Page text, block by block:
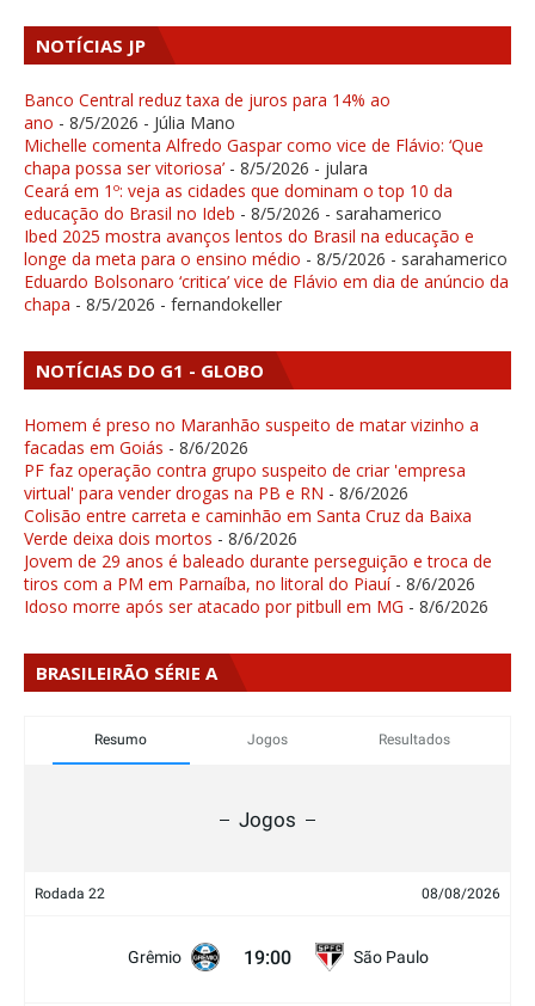
NOTÍCIAS JP
Banco Central reduz taxa de juros para 14% ao
ano - 8/5/2026 - Júlia Mano
Michelle comenta Alfredo Gaspar como vice de Flávio: ‘Que
chapa possa ser vitoriosa’ - 8/5/2026 - julara
Ceará em 1º: veja as cidades que dominam o top 10 da
educação do Brasil no Ideb - 8/5/2026 - sarahamerico
Ibed 2025 mostra avanços lentos do Brasil na educação e
longe da meta para o ensino médio - 8/5/2026 - sarahamerico
Eduardo Bolsonaro ‘critica’ vice de Flávio em dia de anúncio da
chapa - 8/5/2026 - fernandokeller
NOTÍCIAS DO G1 - GLOBO
Homem é preso no Maranhão suspeito de matar vizinho a
facadas em Goiás - 8/6/2026
PF faz operação contra grupo suspeito de criar 'empresa
virtual' para vender drogas na PB e RN - 8/6/2026
Colisão entre carreta e caminhão em Santa Cruz da Baixa
Verde deixa dois mortos - 8/6/2026
Jovem de 29 anos é baleado durante perseguição e troca de
tiros com a PM em Parnaíba, no litoral do Piauí- 8/6/2026
Idoso morre após ser atacado por pitbull em MG - 8/6/2026
BRASILEIRÃO SÉRIE A
Resumo Jogos Resultados
Jogos
Rodada 22 08/08/2026
Grêmio 19:00 São Paulo